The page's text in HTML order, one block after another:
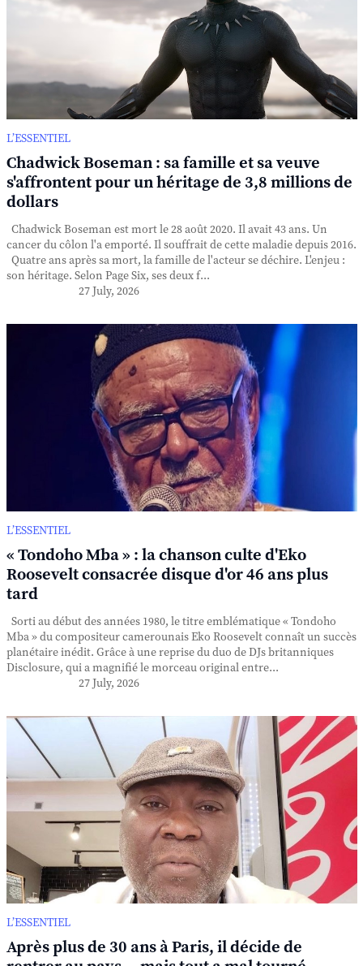
L’ESSENTIEL
Chadwick Boseman : sa famille et sa veuve
s'affrontent pour un héritage de 3,8 millions de
dollars
Chadwick Boseman est mort le 28 août 2020. Il avait 43 ans. Un
cancer du côlon l'a emporté. Il souffrait de cette maladie depuis 2016.
Quatre ans après sa mort, la famille de l'acteur se déchire. L'enjeu :
son héritage. Selon Page Six, ses deux f...
27 July, 2026
L’ESSENTIEL
« Tondoho Mba » : la chanson culte d'Eko
Roosevelt consacrée disque d'or 46 ans plus
tard
Sorti au début des années 1980, le titre emblématique « Tondoho
Mba » du compositeur camerounais Eko Roosevelt connaît un succès
planétaire inédit. Grâce à une reprise du duo de DJs britanniques
Disclosure, qui a magnifié le morceau original entre...
27 July, 2026
L’ESSENTIEL
Après plus de 30 ans à Paris, il décide de